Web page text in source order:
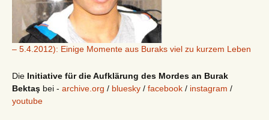
– 5.4.2012): Einige Momente aus Buraks viel zu kurzem Leben
Die Initiative für die Aufklärung des Mordes an Burak
Bektaş bei - archive.org / bluesky / facebook / instagram /
youtube